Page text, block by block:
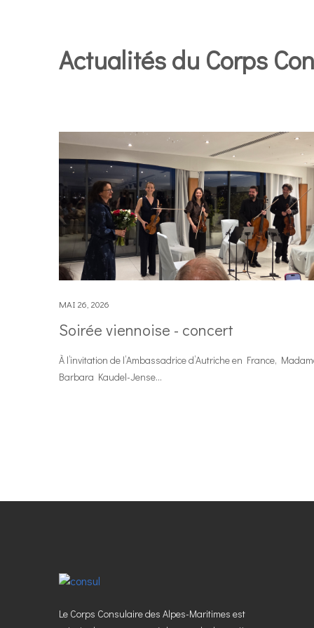
Actualités du Corps
MAI 26, 2026
Soirée viennoise - concert
À l’invitation de l’Ambassadrice d’Autriche en France,
Barbara Kaudel-Jense...
Le Corps Consulaire des Alpes-Maritimes est